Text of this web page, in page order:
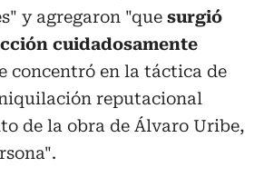
y agregaron "que surgió
cuidadosamente
concentró en la táctica de
reputacional
de la obra de Álvaro Uribe,